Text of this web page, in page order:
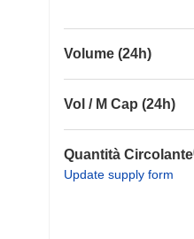
Volume (24h)
Vol / M Cap (24h)
Quantità Circolante
Update supply form